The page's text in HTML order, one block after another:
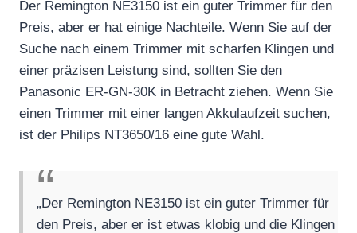
Der Remington NE3150 ist ein guter Trimmer für den
Preis, aber er hat einige Nachteile. Wenn Sie auf der
Suche nach einem Trimmer mit scharfen Klingen und
einer präzisen Leistung sind, sollten Sie den
Panasonic ER-GN-30K in Betracht ziehen. Wenn Sie
einen Trimmer mit einer langen Akkulaufzeit suchen,
ist der Philips NT3650/16 eine gute Wahl.
„Der Remington NE3150 ist ein guter Trimmer für
den Preis, aber er ist etwas klobig und die Klingen